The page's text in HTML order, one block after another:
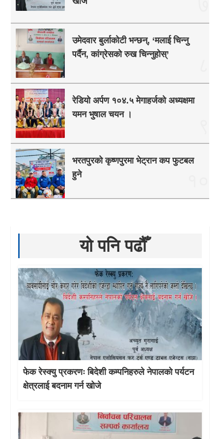
उमेदवार बुर्लाकोटी भन्छन्, ‘मलाई चिन्नु
पर्दैन, कांग्रेसको रुख चिन्नुहोस्’
रेडियो अर्पण १०४.५ मेगाहर्जको अध्यक्षमा
यमन भुषाल चयन ।
भरतपुरको कृष्णपुरमा भेट्रान कप फुटबल
हुने
यो पनि पढौँ
फेक रेस्क्यु प्रकरणः बिदेशी कम्पनिहरुले नेपालको पर्यटन
क्षेत्रलाई बदनाम गर्न खोजे